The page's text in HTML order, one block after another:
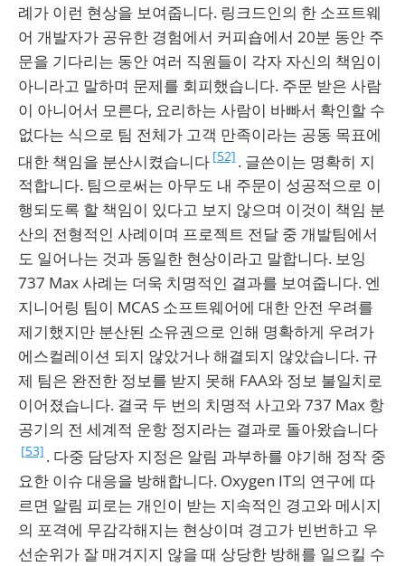
례가 이런 현상을 보여줍니다. 링크드인의 한 소프트웨
어 개발자가 공유한 경험에서 커피숍에서 20분 동안 주
문을 기다리는 동안 여러 직원들이 각자 자신의 책임이
아니라고 말하며 문제를 회피했습니다. 주문 받은 사람
이 아니어서 모른다, 요리하는 사람이 바빠서 확인할 수
없다는 식으로 팀 전체가 고객 만족이라는 공동 목표에
대한 책임을 분산시켰습니다 [52] . 글쓴이는 명확히 지
적합니다. 팀으로써는 아무도 내 주문이 성공적으로 이
행되도록 할 책임이 있다고 보지 않으며 이것이 책임 분
산의 전형적인 사례이며 프로젝트 전달 중 개발팀에서
도 일어나는 것과 동일한 현상이라고 말합니다. 보잉
737 Max 사례는 더욱 치명적인 결과를 보여줍니다. 엔
지니어링 팀이 MCAS 소프트웨어에 대한 안전 우려를
제기했지만 분산된 소유권으로 인해 명확하게 우려가
에스컬레이션 되지 않았거나 해결되지 않았습니다. 규
제 팀은 완전한 정보를 받지 못해 FAA와 정보 불일치로
이어졌습니다. 결국 두 번의 치명적 사고와 737 Max 항
공기의 전 세계적 운항 정지라는 결과로 돌아왔습니다
[53] . 다중 담당자 지정은 알림 과부하를 야기해 정작 중
요한 이슈 대응을 방해합니다. Oxygen IT의 연구에 따
르면 알림 피로는 개인이 받는 지속적인 경고와 메시지
의 포격에 무감각해지는 현상이며 경고가 빈번하고 우
선순위가 잘 매겨지지 않을 때 상당한 방해를 일으킬 수